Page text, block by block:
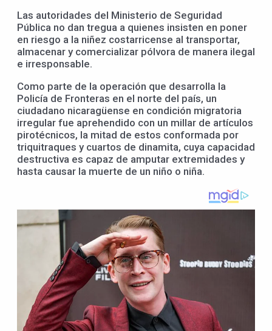
Las autoridades del Ministerio de Seguridad
Pública no dan tregua a quienes insisten en poner
en riesgo a la niñez costarricense al transportar,
almacenar y comercializar pólvora de manera ilegal
e irresponsable.
Como parte de la operación que desarrolla la
Policía de Fronteras en el norte del país, un
ciudadano nicaragüense en condición migratoria
irregular fue aprehendido con un millar de artículos
pirotécnicos, la mitad de estos conformada por
triquitraques y cuartos de dinamita, cuya capacidad
destructiva es capaz de amputar extremidades y
hasta causar la muerte de un niño o niña.